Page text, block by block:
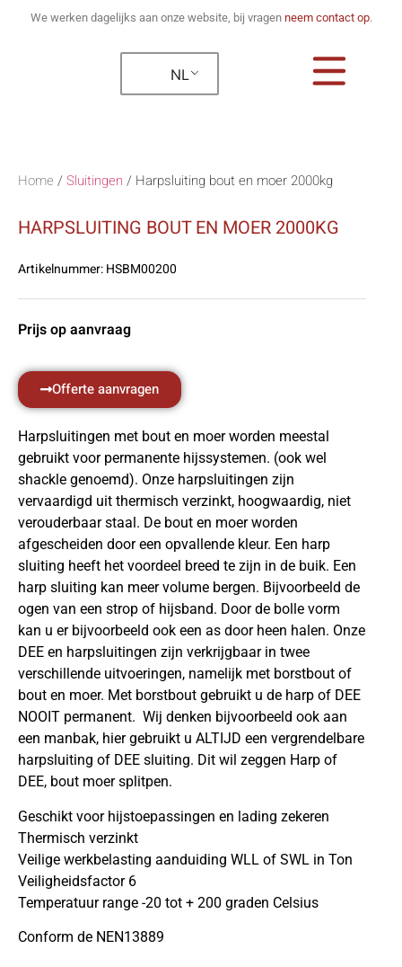
We werken dagelijks aan onze website, bij vragen neem contact op.
NL
Home /Sluitingen / Harpsluiting bout en moer 2000kg
HARPSLUITING BOUT EN MOER 2000KG
Artikelnummer:HSBM00200
Prijs op aanvraag
Offerte aanvragen
Harpsluitingen met bout en moer worden meestal
gebruikt voor permanente hijssystemen. (ook wel
shackle genoemd). Onze harpsluitingen zijn
vervaardigd uit thermisch verzinkt, hoogwaardig, niet
verouderbaar staal. De bout en moer worden
afgescheiden door een opvallende kleur. Een harp
sluiting heeft het voordeel breed te zijn in de buik. Een
harp sluiting kan meer volume bergen. Bijvoorbeeld de
ogen van een strop of hijsband. Door de bolle vorm
kan u er bijvoorbeeld ook een as door heen halen. Onze
DEE en harpsluitingen zijn verkrijgbaar in twee
verschillende uitvoeringen, namelijk met borstbout of
bout en moer. Met borstbout gebruikt u de harp of DEE
NOOIT permanent. Wij denken bijvoorbeeld ook aan
een manbak, hier gebruikt u ALTIJD een vergrendelbare
harpsluiting of DEE sluiting. Dit wil zeggen Harp of
DEE, bout moer splitpen.
Geschikt voor hijstoepassingen en lading zekeren
Thermisch verzinkt
Veilige werkbelasting aanduiding WLL of SWL in Ton
Veiligheidsfactor 6
Temperatuur range -20 tot + 200 graden Celsius
Conform de NEN13889